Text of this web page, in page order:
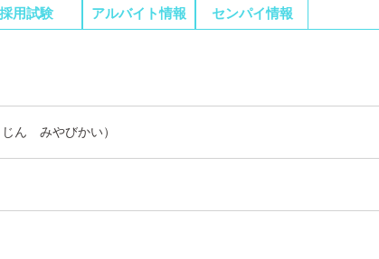
採用試験 アルバイト情報 センパイ情報
ん みやびかい）